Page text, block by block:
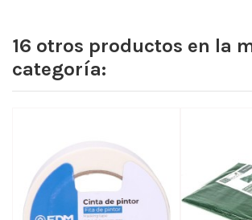
16 otros productos en la
categoría: